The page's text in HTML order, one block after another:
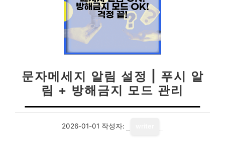
문자메세지 알림 설정 | 푸시 알
림 + 방해금지 모드 관리
2026-01-01 작성자: